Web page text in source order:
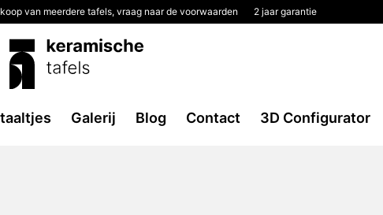
van meerdere tafels, vraag naar de voorwaarden 2 jaar garantie
Galerij Blog Contact 3D Configurator